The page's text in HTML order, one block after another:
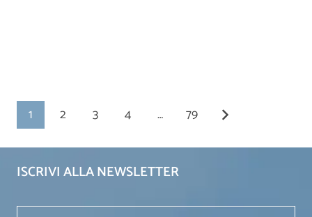
1 2 3 4 … 79
ISCRIVI ALLA NEWSLETTER